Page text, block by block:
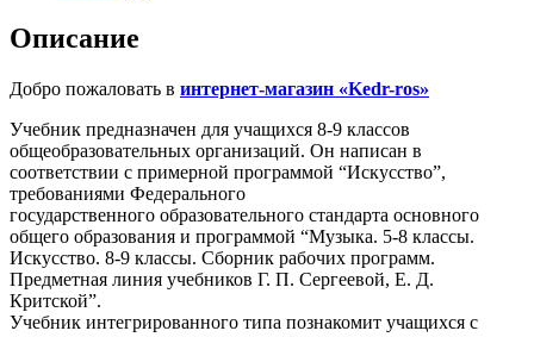
Описание
Добро пожаловать в интернет-магазин «Kedr-ros»
Учебник предназначен для учащихся 8-9 классов
общеобразовательных организаций. Он написан в
соответствии с примерной программой “Искусство”,
требованиями Федерального
государственного образовательного стандарта основного
общего образования и программой “Музыка. 5-8 классы.
Искусство. 8-9 классы. Сборник рабочих программ.
Предметная линия учебников Г. П. Сергеевой, Е. Д.
Критской”.
Учебник интегрированного типа познакомит учащихся с